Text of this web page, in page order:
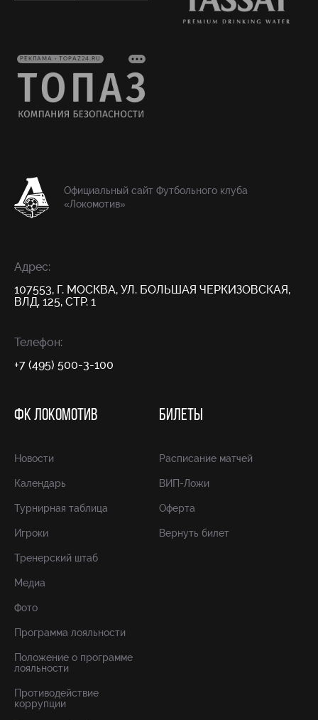
РЕКЛАМА • TOPAZ24.RU
Официальный сайт Футбольного клуба
«Локомотив»
Адрес:
107553, Г. МОСКВА, УЛ. БОЛЬШАЯ ЧЕРКИЗОВСКАЯ,
ВЛД. 125, СТР. 1
Телефон:
+7 (495) 500-3-100
ФК ЛОКОМОТИВ
Новости
Календарь
Турнирная таблица
Игроки
Тренерский штаб
Медиа
Фото
Программа лояльности
Положение о программе
лояльности
Противодействие
коррупции
БИЛЕТЫ
Расписание матчей
ВИП-Ложи
Оферта
Вернуть билет